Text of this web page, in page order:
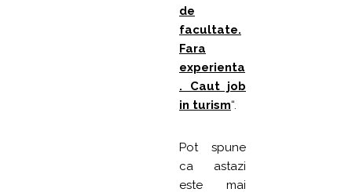
de
facultate.
Fara
experienta
. Caut job
in turism“.
Pot spune
ca astazi
este mai